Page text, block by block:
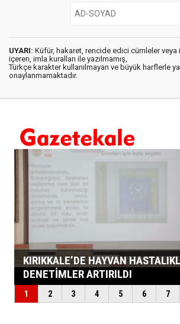
UYARI: Küfür, hakaret, rencide edici cümleler veya
içeren, imla kuralları ile yazılmamış,
Türkçe karakter kullanılmayan ve büyük harflerle
onaylanmamaktadır.